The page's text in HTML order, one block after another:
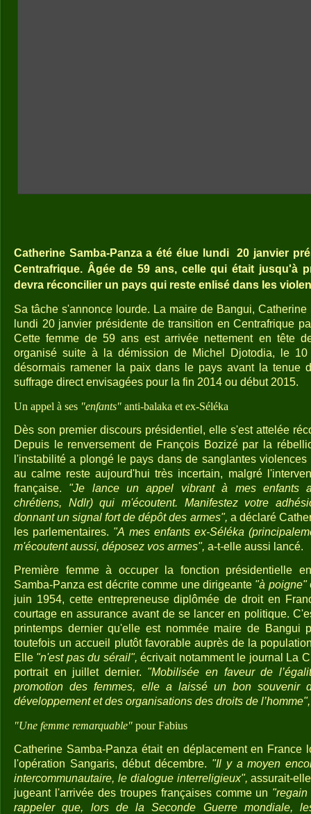
Catherine Samba-Panza a été élue lundi
20 janvier
Centrafrique. Âgée de 59 ans, celle qui était jusqu'à
devra réconcilier un pays qui reste enlisé dans les
Sa tâche s'annonce lourde. La maire de Bangui,
lundi 20 janvier présidente de transition en Centrafrique
Cette femme de 59 ans est arrivée nettement en tête
organisé suite à la démission de Michel Djotodia, le
désormais ramener la paix dans le pays avant la tenue
suffrage direct envisagées pour la fin 2014 ou début 2015.
Un appel à ses "enfants" anti-balaka et ex-Séléka
Dès son premier discours présidentiel, elle s'est attelée
Depuis le renversement de François Bozizé par la
l'instabilité a plongé le pays dans de sanglantes
au calme reste aujourd'hui très incertain, malgré
française. "Je lance un appel vibrant à mes enfants
chrétiens, Ndlr) qui m'écoutent. Manifestez votre
donnant un signal fort de dépôt des armes", a déclaré
les parlementaires. "A mes enfants ex-Séléka
m'écoutent aussi, déposez vos armes", a-t-elle aussi lancé.
Première femme à occuper la fonction présidentielle
Samba-Panza est décrite comme une dirigeante "à poigne"
juin 1954, cette entrepreneuse diplômée de droit en
courtage en assurance avant de se lancer en politique.
printemps dernier qu'elle est nommée maire de Bangui
toutefois un accueil plutôt favorable auprès de la
Elle "n'est pas du sérail", écrivait notamment le journal La
portrait en juillet dernier. "Mobilisée en faveur de
promotion des femmes, elle a laissé un bon souvenir
développement et des organisations des droits de l’homme",
"Une femme remarquable" pour Fabius
Catherine Samba-Panza était en déplacement en France
l'opération Sangaris, début décembre. "Il y a moyen
intercommunautaire, le dialogue interreligieux", assurait-
jugeant l'arrivée des troupes françaises comme un
rappeler que, lors de la Seconde Guerre mondiale,